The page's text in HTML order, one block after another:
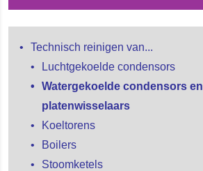
Technisch reinigen van...
Luchtgekoelde condensors
Watergekoelde condensors en
platenwisselaars
Koeltorens
Boilers
Stoomketels